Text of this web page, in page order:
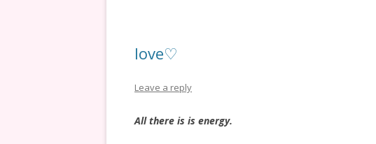
love♡
Leave a reply
All there is is energy.